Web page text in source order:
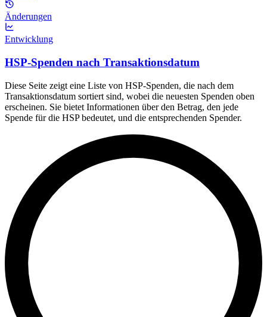
Änderungen
Entwicklung
HSP-Spenden nach Transaktionsdatum
Diese Seite zeigt eine Liste von HSP-Spenden, die nach dem
Transaktionsdatum sortiert sind, wobei die neuesten Spenden oben
erscheinen. Sie bietet Informationen über den Betrag, den jede
Spende für die HSP bedeutet, und die entsprechenden Spender.